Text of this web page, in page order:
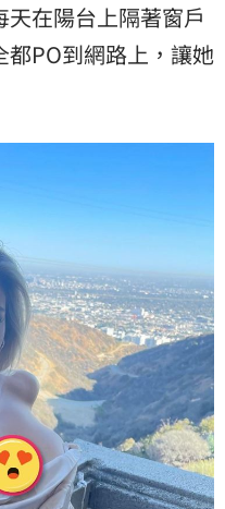
在陽台上隔著窗戶
PO到網路上，讓她